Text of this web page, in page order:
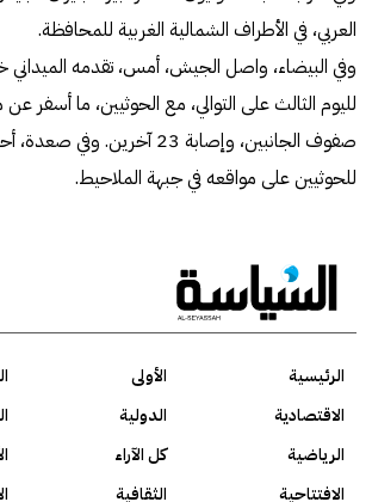
العربي، في الأطراف الشمالية الغربية للمحافظة.
وفي البيضاء، واصل الجيش، أمس، تقدمه
صفوف الجانبين، وإصابة 23
للحوثيين على مواقعه في جبهة الملاحيط.
الرئيسية الأولى
الاقتصادية
الدولية
الرياضية
كل الآراء
الافتتاحية
الثقافية